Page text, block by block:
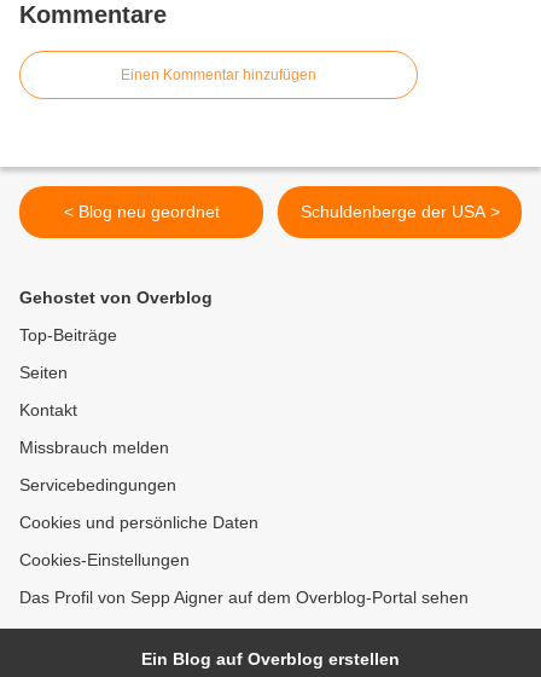
Kommentare
Einen Kommentar hinzufügen
< Blog neu geordnet Schuldenberge der USA >
Gehostet von Overblog
Top-Beiträge
Seiten
Kontakt
Missbrauch melden
Servicebedingungen
Cookies und persönliche Daten
Cookies-Einstellungen
Das Profil von Sepp Aigner auf dem Overblog-Portal sehen
Ein Blog auf Overblog erstellen